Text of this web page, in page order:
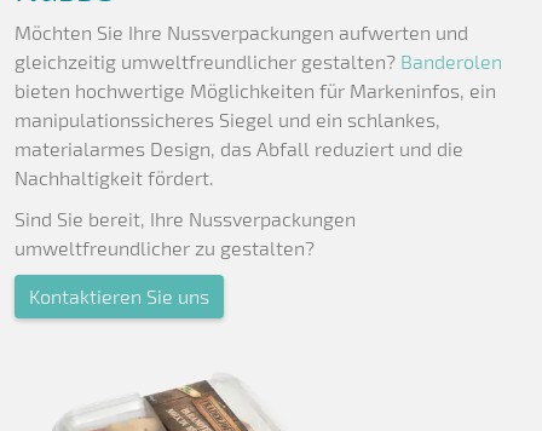
Möchten Sie Ihre Nussverpackungen aufwerten und
gleichzeitig umweltfreundlicher gestalten? Banderolen
bieten hochwertige Möglichkeiten für Markeninfos, ein
manipulationssicheres Siegel und ein schlankes,
materialarmes Design, das Abfall reduziert und die
Nachhaltigkeit fördert.
Sind Sie bereit, Ihre Nussverpackungen
umweltfreundlicher zu gestalten?
Kontaktieren Sie uns